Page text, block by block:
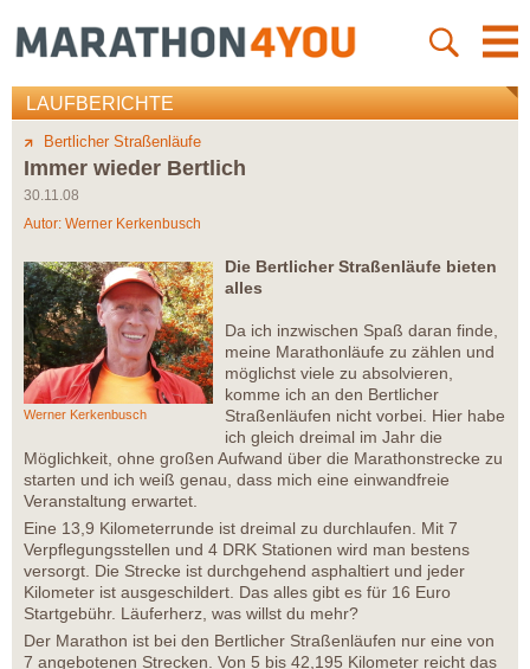
LAUFBERICHTE
Bertlicher Straßenläufe
Immer wieder Bertlich
30.11.08
Autor: Werner Kerkenbusch
Werner Kerkenbusch
Die Bertlicher Straßenläufe bieten
alles
Da ich inzwischen Spaß daran finde,
meine Marathonläufe zu zählen und
möglichst viele zu absolvieren,
komme ich an den Bertlicher
Straßenläufen nicht vorbei. Hier habe
ich gleich dreimal im Jahr die
Möglichkeit, ohne großen Aufwand über die Marathonstrecke zu
starten und ich weiß genau, dass mich eine einwandfreie
Veranstaltung erwartet.
Eine 13,9 Kilometerrunde ist dreimal zu durchlaufen. Mit 7
Verpflegungsstellen und 4 DRK Stationen wird man bestens
versorgt. Die Strecke ist durchgehend asphaltiert und jeder
Kilometer ist ausgeschildert. Das alles gibt es für 16 Euro
Startgebühr. Läuferherz, was willst du mehr?
Der Marathon ist bei den Bertlicher Straßenläufen nur eine von
7 angebotenen Strecken. Von 5 bis 42,195 Kilometer reicht das